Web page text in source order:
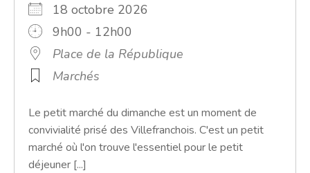
18 octobre 2026
9h00 - 12h00
Place de la République
Marchés
Le petit marché du dimanche est un moment de
convivialité prisé des Villefranchois. C'est un petit
marché où l'on trouve l'essentiel pour le petit
déjeuner [...]